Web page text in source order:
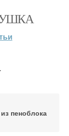
пеноблока